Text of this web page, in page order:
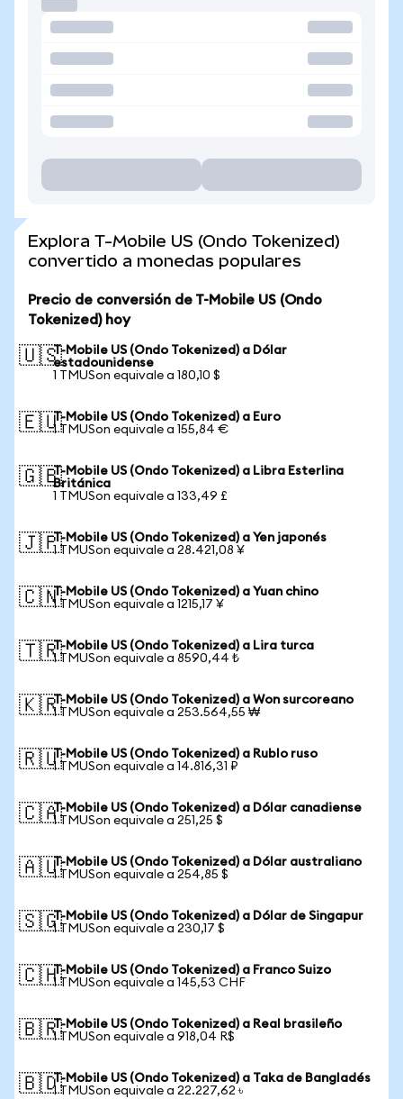
Explora T-Mobile US (Ondo Tokenized)
convertido a monedas populares
Precio de conversión de T-Mobile US (Ondo
Tokenized) hoy
🇺🇸T-Mobile US (Ondo Tokenized) a Dólar
estadounidense
1 TMUSon equivale a 180,10 $
🇪🇺T-Mobile US (Ondo Tokenized) a Euro
1 TMUSon equivale a 155,84 €
🇬🇧T-Mobile US (Ondo Tokenized) a Libra Esterlina
Británica
1 TMUSon equivale a 133,49 £
🇯🇵T-Mobile US (Ondo Tokenized) a Yen japonés
1 TMUSon equivale a 28.421,08 ¥
🇨🇳T-Mobile US (Ondo Tokenized) a Yuan chino
1 TMUSon equivale a 1215,17 ¥
🇹🇷T-Mobile US (Ondo Tokenized) a Lira turca
1 TMUSon equivale a 8590,44 ₺
🇰🇷T-Mobile US (Ondo Tokenized) a Won surcoreano
1 TMUSon equivale a 253.564,55 ₩
🇷🇺T-Mobile US (Ondo Tokenized) a Rublo ruso
1 TMUSon equivale a 14.816,31 ₽
🇨🇦T-Mobile US (Ondo Tokenized) a Dólar canadiense
1 TMUSon equivale a 251,25 $
🇦🇺T-Mobile US (Ondo Tokenized) a Dólar australiano
1 TMUSon equivale a 254,85 $
🇸🇬T-Mobile US (Ondo Tokenized) a Dólar de Singapur
1 TMUSon equivale a 230,17 $
🇨🇭T-Mobile US (Ondo Tokenized) a Franco Suizo
1 TMUSon equivale a 145,53 CHF
🇧🇷T-Mobile US (Ondo Tokenized) a Real brasileño
1 TMUSon equivale a 918,04 R$
🇧🇩T-Mobile US (Ondo Tokenized) a Taka de Bangladés
1 TMUSon equivale a 22.227,62 ৳